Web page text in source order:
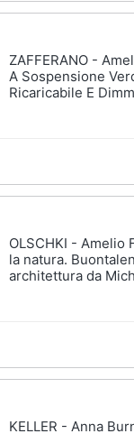
ZAFFERANO -
A Sospensione
Ricaricabile E
OLSCHKI - Amelio
la natura.
architettura da
KELLER - Anna